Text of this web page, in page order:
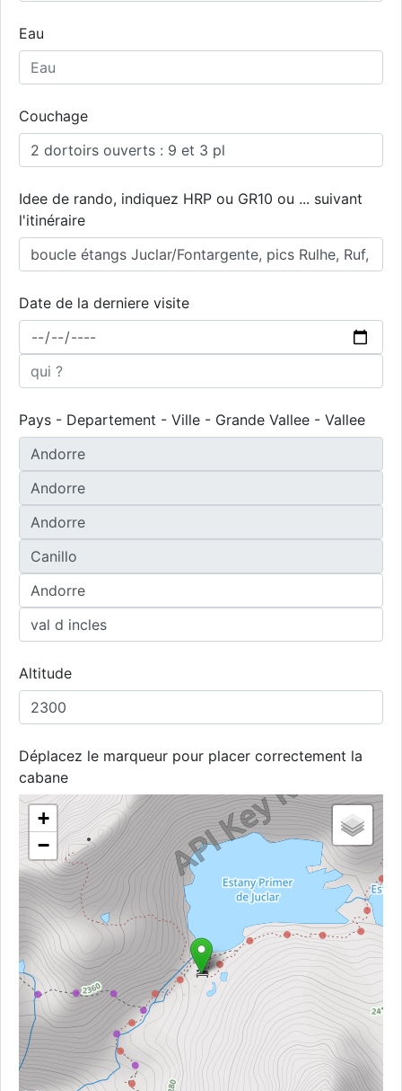
Eau
Couchage
Idee de rando, indiquez HRP ou GR10 ou ... suivant
l'itinéraire
Date de la derniere visite
Pays - Departement - Ville - Grande Vallee - Vallee
Altitude
Déplacez le marqueur pour placer correctement la
cabane
+
−